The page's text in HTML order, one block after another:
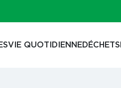
VIE QUOTIDIENNEDÉCHETS